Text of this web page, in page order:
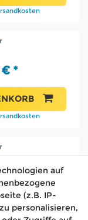
*
54,99 € *
auf
(z.B. IP-
personalisieren,